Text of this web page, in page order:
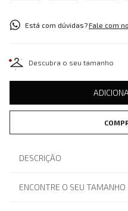
Está com dúvidas?Fale com
Descubra o seu tamanho
DESCRIÇÃO
ENCONTRE O SEU TAMANHO